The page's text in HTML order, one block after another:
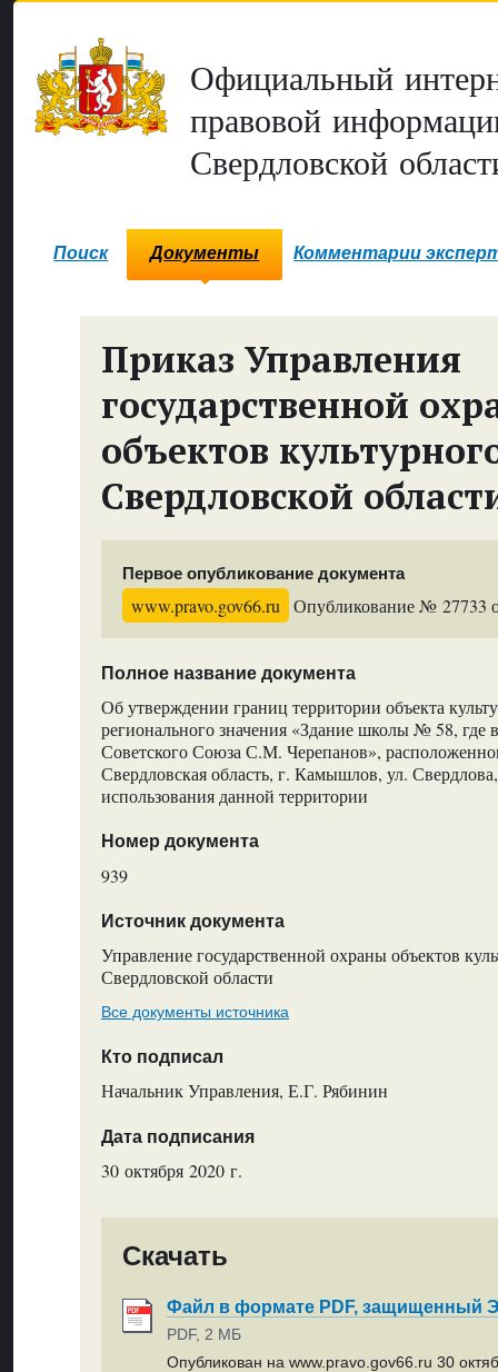
Официальный
правовой
Свердловской
Поиск Документы Комментарии
Приказ Управления
государственной
объектов
Свердловской
Первое опубликование документа
www.pravo.gov66.ru Опубликование № 27733
Полное название документа
Об утверждении границ территории объекта
регионального значения «Здание школы № 58, где
Советского Союза С.М. Черепанов»,
Свердловская область, г. Камышлов, ул.
использования данной территории
Номер документа
939
Источник документа
Управление государственной охраны объектов
Свердловской области
Все документы источника
Кто подписал
Начальник Управления, Е.Г. Рябинин
Дата подписания
30 октября 2020 г.
Скачать
Файл в формате PDF, защищенный
PDF, 2 МБ
Опубликован на www.pravo.gov66.ru 30